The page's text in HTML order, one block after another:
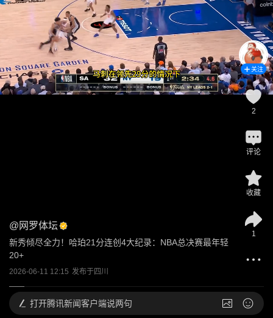
@ 网罗体坛
新秀倾尽全力！哈珀21分连创4大纪录：NBA总决赛最年轻
20+
2026-06-11 12:15 发布于四川
关注
2
评论
收藏
1
打开腾讯新闻客户端说两句